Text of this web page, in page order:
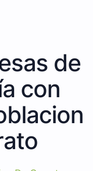
de
con